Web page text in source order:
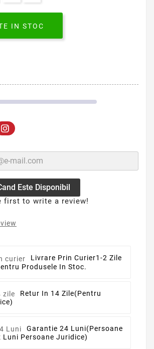
IN STOC
Este Disponibil
first to write a review!
Livrare Prin Curier1-2 Zile
Produsele In Stoc.
Retur In 14 Zile(pentru
Garantie 24 Luni(persoane
Luni Persoane Juridice)